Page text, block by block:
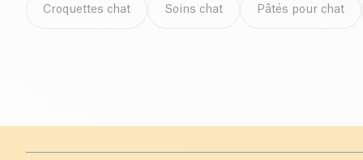
Croquettes chat Soins chat Pâtés pour chat